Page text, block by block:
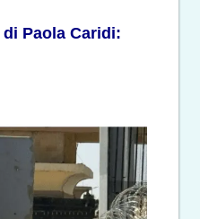
di Paola Caridi: